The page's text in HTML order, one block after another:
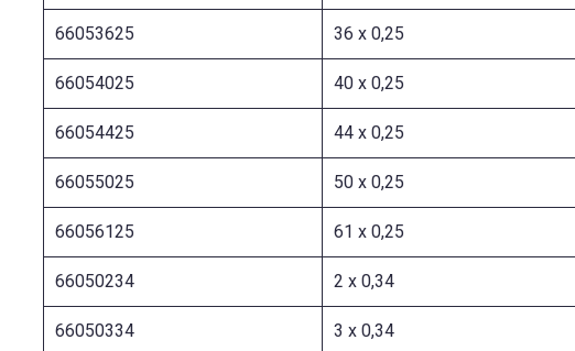
66053625 36 x 0,25
66054025 40 x 0,25
66054425 44 x 0,25
66055025 50 x 0,25
66056125 61 x 0,25
66050234 2 x 0,34
66050334 3 x 0,34